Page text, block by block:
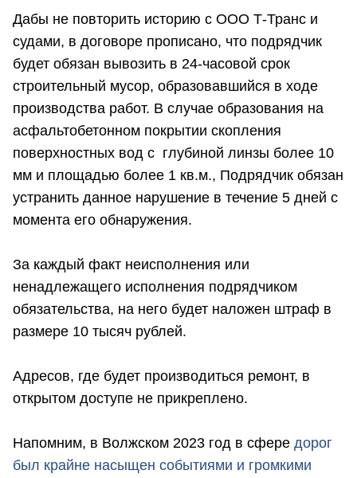
Дабы не повторить историю с ООО Т-Транс и
судами, в договоре прописано, что подрядчик
будет обязан вывозить в 24-часовой срок
строительный мусор, образовавшийся в ходе
производства работ. В случае образования на
асфальтобетонном покрытии скопления
поверхностных вод с глубиной линзы более 10
мм и площадью более 1 кв.м., Подрядчик обязан
устранить данное нарушение в течение 5 дней с
момента его обнаружения.
За каждый факт неисполнения или
ненадлежащего исполнения подрядчиком
обязательства, на него будет наложен штраф в
размере 10 тысяч рублей.
Адресов, где будет производиться ремонт, в
открытом доступе не прикреплено.
Напомним, в Волжском 2023 год в сфере дорог
был крайне насыщен событиями и громкими